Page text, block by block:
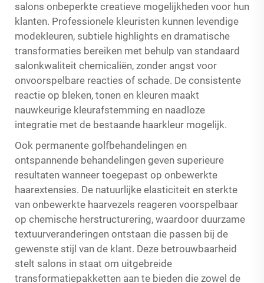
salons onbeperkte creatieve mogelijkheden voor hun
klanten. Professionele kleuristen kunnen levendige
modekleuren, subtiele highlights en dramatische
transformaties bereiken met behulp van standaard
salonkwaliteit chemicaliën, zonder angst voor
onvoorspelbare reacties of schade. De consistente
reactie op bleken, tonen en kleuren maakt
nauwkeurige kleurafstemming en naadloze
integratie met de bestaande haarkleur mogelijk.
Ook permanente golfbehandelingen en
ontspannende behandelingen geven superieure
resultaten wanneer toegepast op onbewerkte
haarextensies. De natuurlijke elasticiteit en sterkte
van onbewerkte haarvezels reageren voorspelbaar
op chemische herstructurering, waardoor duurzame
textuurveranderingen ontstaan die passen bij de
gewenste stijl van de klant. Deze betrouwbaarheid
stelt salons in staat om uitgebreide
transformatiepakketten aan te bieden die zowel de